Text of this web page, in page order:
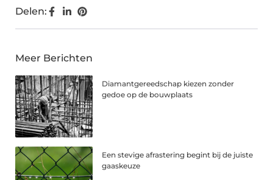
Delen:
Meer Berichten
Diamantgereedschap kiezen zonder
gedoe op de bouwplaats
Een stevige afrastering begint bij de juiste
gaaskeuze